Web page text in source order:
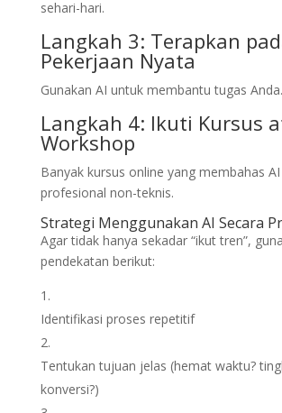
sehari-hari.
Langkah 3: Terapkan
Pekerjaan Nyata
Gunakan AI untuk membantu tugas Anda.
Langkah 4: Ikuti Kursus
Workshop
Banyak kursus online yang membahas
profesional non-teknis.
Strategi Menggunakan AI Secara
Agar tidak hanya sekadar “ikut tren”,
pendekatan berikut:
Identifikasi proses repetitif
Tentukan tujuan jelas (hemat waktu?
konversi?)